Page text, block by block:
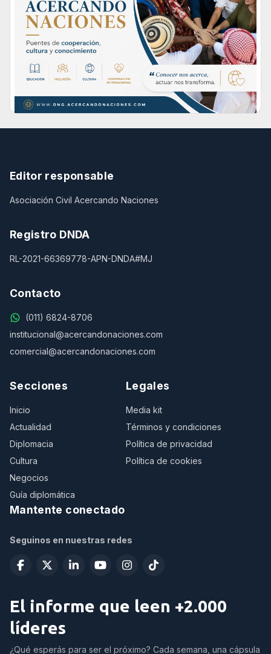
Editor responsable
Asociación Civil Acercando Naciones
Registro DNDA
RL-2021-66369778-APN-DNDA#MJ
Contacto
(011) 6824-8706
institucional@acercandonaciones.com
comercial@acercandonaciones.com
Secciones
Inicio
Actualidad
Diplomacia
Cultura
Negocios
Guía diplomática
Legales
Media kit
Términos y condiciones
Política de privacidad
Política de cookies
Mantente conectado
Seguinos en nuestras redes
El informe que leen +2.000
líderes
¿Qué esperás para ser el próximo? Cada semana, una cápsula